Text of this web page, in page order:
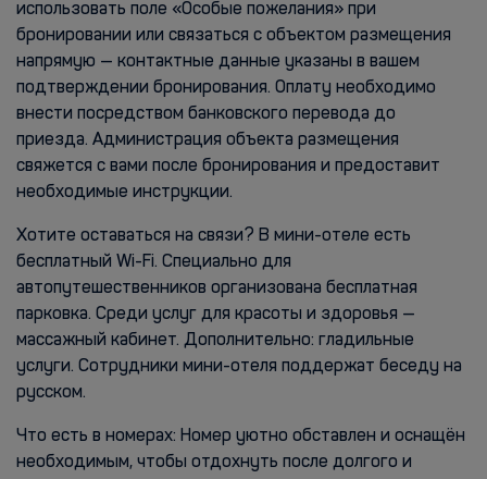
использовать поле «Особые пожелания» при
бронировании или связаться с объектом размещения
напрямую — контактные данные указаны в вашем
подтверждении бронирования. Оплату необходимо
внести посредством банковского перевода до
приезда. Администрация объекта размещения
свяжется с вами после бронирования и предоставит
необходимые инструкции.
Хотите оставаться на связи? В мини-отеле есть
бесплатный Wi-Fi. Специально для
автопутешественников организована бесплатная
парковка. Среди услуг для красоты и здоровья —
массажный кабинет. Дополнительно: гладильные
услуги. Сотрудники мини-отеля поддержат беседу на
русском.
Что есть в номерах: Номер уютно обставлен и оснащён
необходимым, чтобы отдохнуть после долгого и